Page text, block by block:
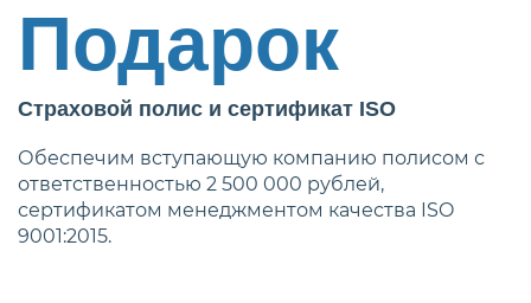
Подарок
Страховой полис и сертификат ISO
Обеспечим вступающую компанию полисом с
ответственностью 2 500 000 рублей,
сертификатом менеджментом качества ISO
9001:2015.